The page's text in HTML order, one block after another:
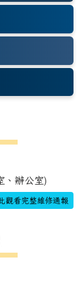
、辦公室)
觀看完整維修通報